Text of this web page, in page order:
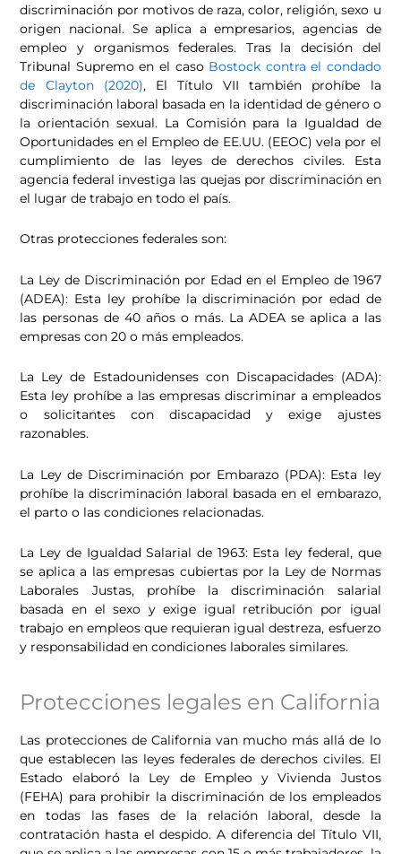
discriminación por motivos de raza, color, religión, sexo u
origen nacional. Se aplica a empresarios, agencias de
empleo y organismos federales. Tras la decisión del
Tribunal Supremo en el caso Bostock contra el condado
de Clayton (2020), El Título VII también prohíbe la
discriminación laboral basada en la identidad de género o
la orientación sexual. La Comisión para la Igualdad de
Oportunidades en el Empleo de EE.UU. (EEOC) vela por el
cumplimiento de las leyes de derechos civiles. Esta
agencia federal investiga las quejas por discriminación en
el lugar de trabajo en todo el país.
Otras protecciones federales son:
La Ley de Discriminación por Edad en el Empleo de 1967
(ADEA): Esta ley prohíbe la discriminación por edad de
las personas de 40 años o más. La ADEA se aplica a las
empresas con 20 o más empleados.
La Ley de Estadounidenses con Discapacidades (ADA):
Esta ley prohíbe a las empresas discriminar a empleados
o solicitantes con discapacidad y exige ajustes
razonables.
La Ley de Discriminación por Embarazo (PDA): Esta ley
prohíbe la discriminación laboral basada en el embarazo,
el parto o las condiciones relacionadas.
La Ley de Igualdad Salarial de 1963: Esta ley federal, que
se aplica a las empresas cubiertas por la Ley de Normas
Laborales Justas, prohíbe la discriminación salarial
basada en el sexo y exige igual retribución por igual
trabajo en empleos que requieran igual destreza, esfuerzo
y responsabilidad en condiciones laborales similares.
Protecciones legales en California
Las protecciones de California van mucho más allá de lo
que establecen las leyes federales de derechos civiles. El
Estado elaboró la Ley de Empleo y Vivienda Justos
(FEHA) para prohibir la discriminación de los empleados
en todas las fases de la relación laboral, desde la
contratación hasta el despido. A diferencia del Título VII,